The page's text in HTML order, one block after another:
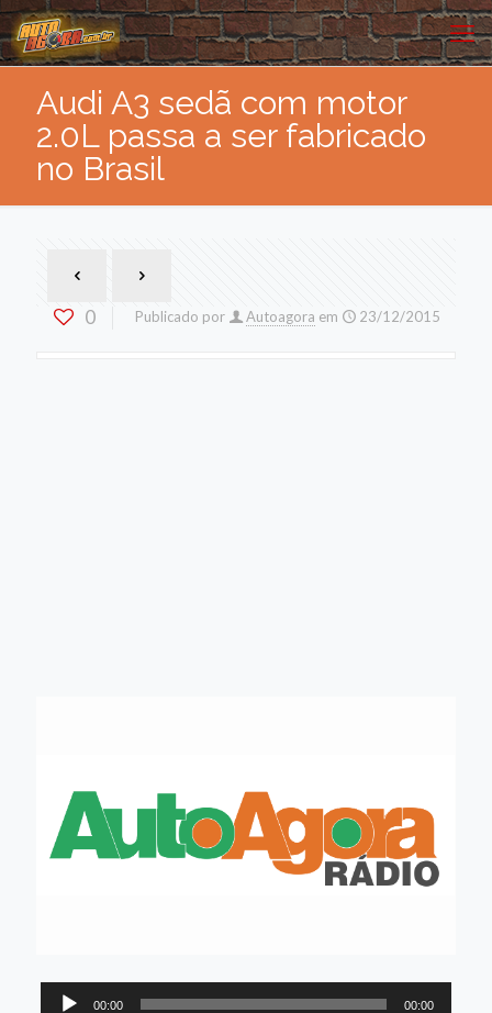
Audi A3 sedã com motor
2.0L passa a ser fabricado
no Brasil
0 Publicado por Autoagora em 23/12/2015
Tocador
00:00 00:00